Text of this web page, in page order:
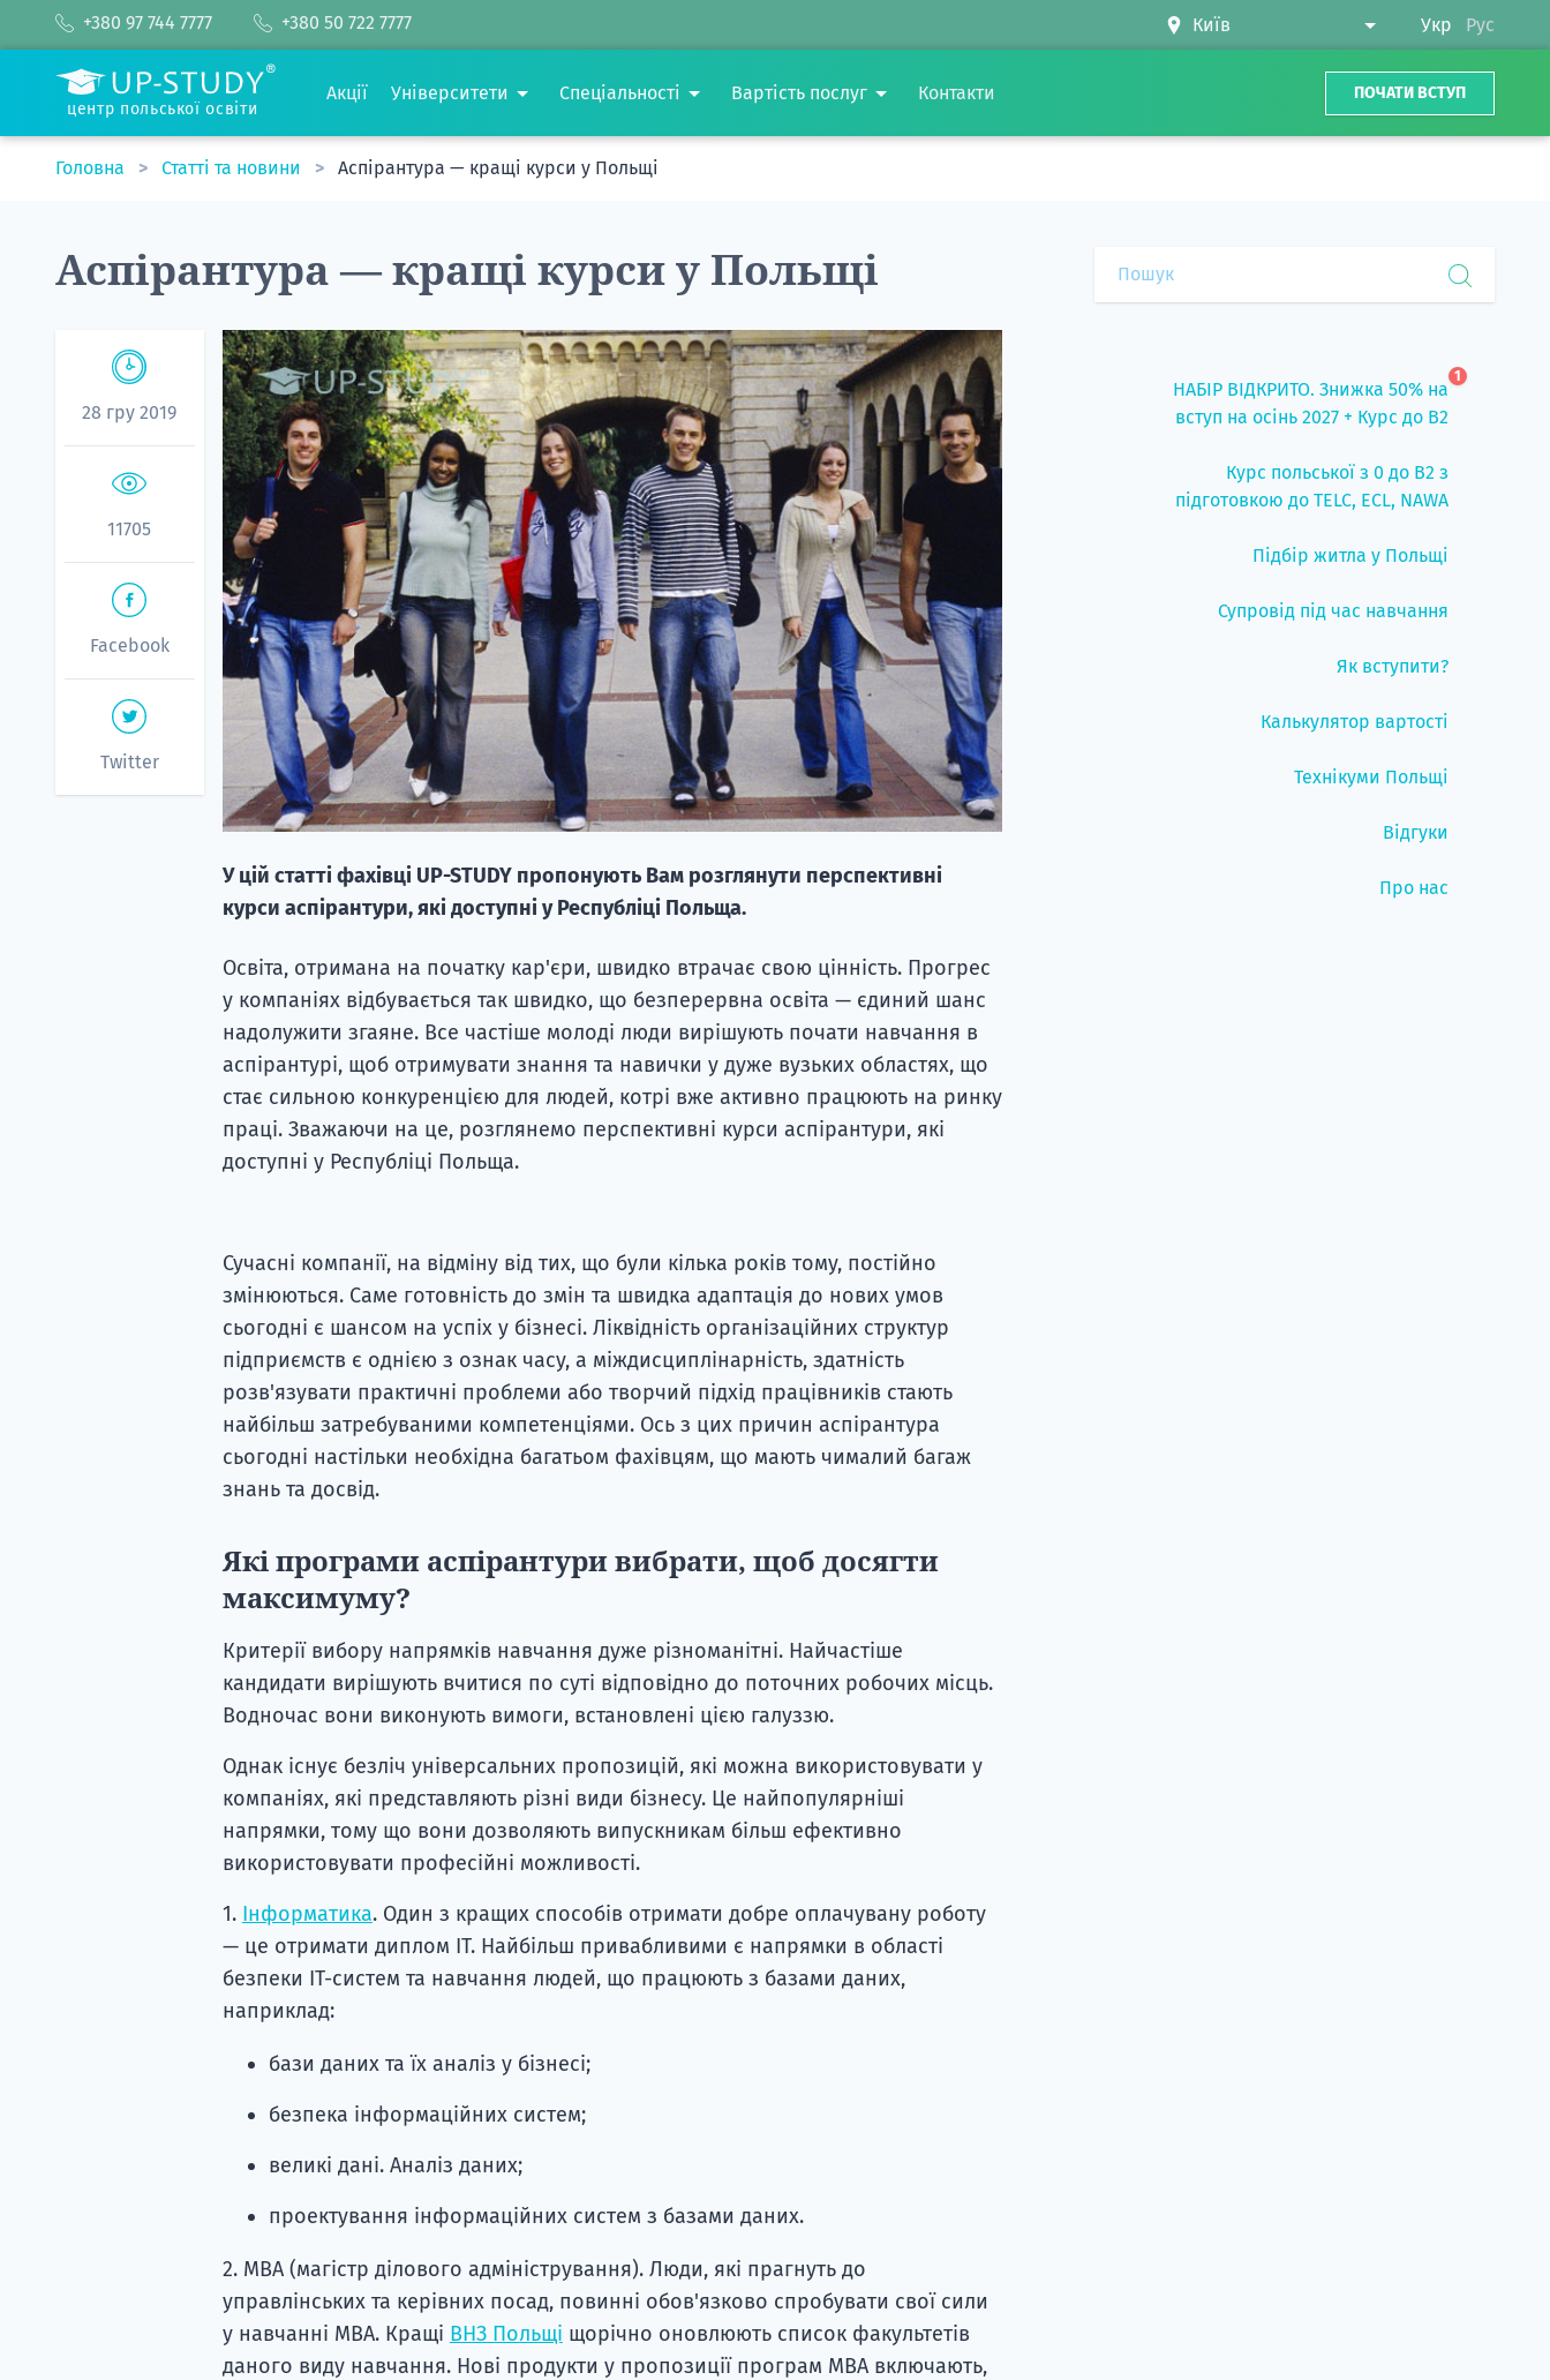
+380 97 744 7777 +380 50 722 7777 Укр Рус
центр польської освіти
Акції Університети Спеціальності Вартість послуг Контакти ПОЧАТИ ВСТУП
Головна Статті та новини Аспірантура — кращі курси у Польщі
Аспірантура — кращі курси у Польщі
28 гру 2019
11705
Facebook
Twitter
У цій статті фахівці UP-STUDY пропонують Вам розглянути перспективні
курси аспірантури, які доступні у Республіці Польща.
Освіта, отримана на початку кар'єри, швидко втрачає свою цінність. Прогрес
у компаніях відбувається так швидко, що безперервна освіта — єдиний шанс
надолужити згаяне. Все частіше молоді люди вирішують почати навчання в
аспірантурі, щоб отримувати знання та навички у дуже вузьких областях, що
стає сильною конкуренцією для людей, котрі вже активно працюють на ринку
праці. Зважаючи на це, розглянемо перспективні курси аспірантури, які
доступні у Республіці Польща.
Сучасні компанії, на відміну від тих, що були кілька років тому, постійно
змінюються. Саме готовність до змін та швидка адаптація до нових умов
сьогодні є шансом на успіх у бізнесі. Ліквідність організаційних структур
підприємств є однією з ознак часу, а міждисциплінарність, здатність
розв'язувати практичні проблеми або творчий підхід працівників стають
найбільш затребуваними компетенціями. Ось з цих причин аспірантура
сьогодні настільки необхідна багатьом фахівцям, що мають чималий багаж
знань та досвід.
Які програми аспірантури вибрати, щоб досягти
максимуму?
Критерії вибору напрямків навчання дуже різноманітні. Найчастіше
кандидати вирішують вчитися по суті відповідно до поточних робочих місць.
Водночас вони виконують вимоги, встановлені цією галуззю.
Однак існує безліч універсальних пропозицій, які можна використовувати у
компаніях, які представляють різні види бізнесу. Це найпопулярніші
напрямки, тому що вони дозволяють випускникам більш ефективно
використовувати професійні можливості.
1. Інформатика. Один з кращих способів отримати добре оплачувану роботу
— це отримати диплом ІТ. Найбільш привабливими є напрямки в області
безпеки ІТ-систем та навчання людей, що працюють з базами даних,
наприклад:
бази даних та їх аналіз у бізнесі;
безпека інформаційних систем;
великі дані. Аналіз даних;
проектування інформаційних систем з базами даних.
2. MBA (магістр ділового адміністрування). Люди, які прагнуть до
управлінських та керівних посад, повинні обов'язково спробувати свої сили
у навчанні MBA. Кращі ВНЗ Польщі щорічно оновлюють список факультетів
даного виду навчання. Нові продукти у пропозиції програм MBA включають,
НАБІР ВІДКРИТО. Знижка 50% на
вступ на осінь 2027 + Курс до B2
1
Курс польської з 0 до B2 з
підготовкою до TELC, ECL, NAWA
Підбір житла у Польщі
Супровід під час навчання
Як вступити?
Калькулятор вартості
Технікуми Польщі
Відгуки
Про нас